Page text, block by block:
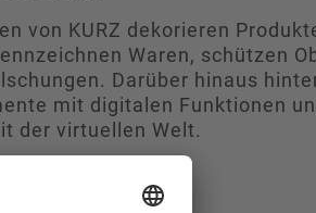
von KURZ dekorieren
Waren, schützen
Darüber hinaus
mit digitalen Funktionen
der virtuellen Welt.